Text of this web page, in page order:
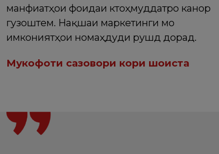
манфиатҳои фоидаи кӯтоҳмуддатро канор
гузоштем. Нақшаи маркетинги мо
имкониятҳои номаҳдуди рушд дорад.
Мукофоти сазовори кори шоиста